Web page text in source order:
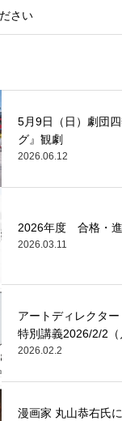
さい
5月9日（日）劇団
グ』観劇
2026.06.12
2026年度 合格・
2026.03.11
アートディレクタ
特別講義2026/2/2
2026.02.2
漫画家 丸山恭右氏